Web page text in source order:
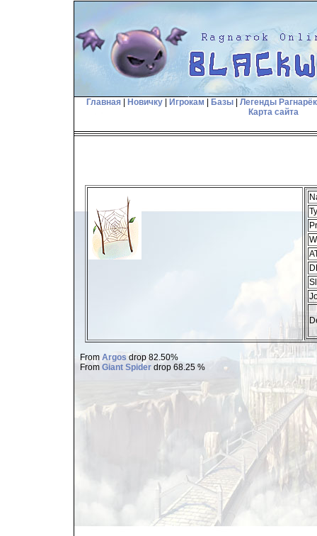
Главная Новичку Игрокам Базы
Легенды
Карта сайта
From Argos drop 82.50%
From Giant Spider drop 68.25 %